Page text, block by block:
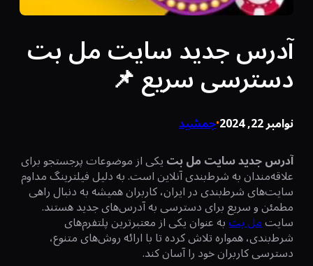
آدرس جدید سایت مل بت
دسترسی سریع 📌
نوامبر 22, 2024 •جمشید
آدرس جدید سایت مل بتیکی از موضوعات پرجستجو برای
علاقه‌مندان به شرط‌بندی آنلاین است. به دلیل فیلترینگ مداوم
سایت‌های شرط‌بندی در ایران، کاربران همیشه به دنبال راهی
مطمئن و سریع برای دسترسی به آدرس‌های جدید هستند.
سایتمل بتبه عنوان یکی از معتبرترین پلتفرم‌های
شرط‌بندی، همواره تلاش کرده تا با ارائه روش‌های متنوع،
دسترسی کاربران خود را آسان کند.